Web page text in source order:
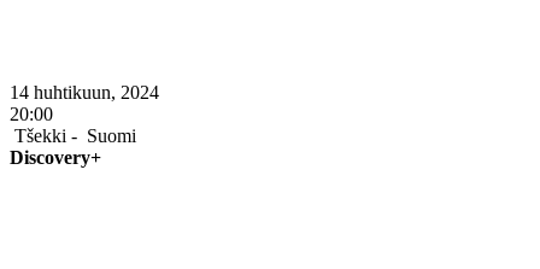
14 huhtikuun, 2024
20:00
Tšekki - Suomi
Discovery+